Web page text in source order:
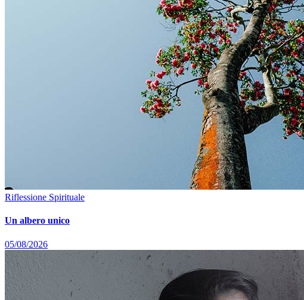
Riflessione Spirituale
Un albero unico
05/08/2026